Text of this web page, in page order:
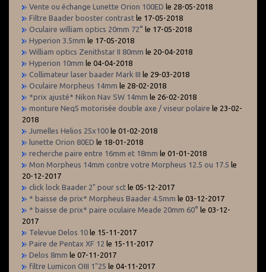
Vente ou échange Lunette Orion 100ED le 28-05-2018
Filtre Baader booster contrast le 17-05-2018
Oculaire william optics 20mm 72° le 17-05-2018
Hyperion 3.5mm le 17-05-2018
William optics Zenithstar II 80mm le 20-04-2018
Hyperion 10mm le 04-04-2018
Collimateur laser baader Mark III le 29-03-2018
Oculaire Morpheus 14mm le 28-02-2018
*prix ajusté* Nikon Nav SW 14mm le 26-02-2018
monture Neq5 motorisée double axe / viseur polaire le 23-02-
2018
Jumelles Helios 25x100 le 01-02-2018
lunette Orion 80ED le 18-01-2018
recherche paire entre 16mm et 18mm le 01-01-2018
Mon Morpheus 14mm contre votre Morpheus 12.5 ou 17.5 le
20-12-2017
click lock Baader 2" pour sct le 05-12-2017
* baisse de prix* Morpheus Baader 4.5mm le 03-12-2017
* baisse de prix* paire oculaire Meade 20mm 60° le 03-12-
2017
Televue Delos 10 le 15-11-2017
Paire de Pentax XF 12 le 15-11-2017
Delos 8mm le 07-11-2017
filtre Lumicon OIII 1"25 le 04-11-2017